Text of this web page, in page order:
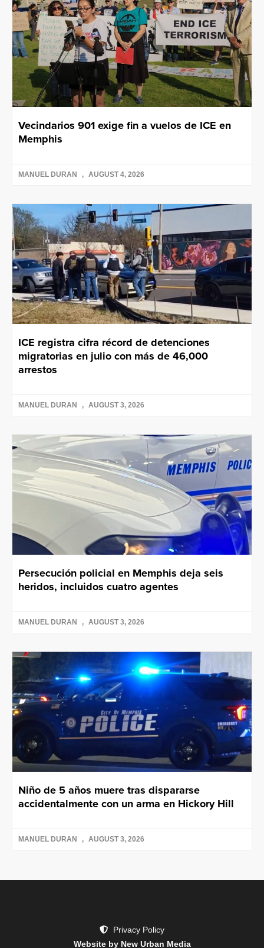
Vecindarios 901 exige fin a vuelos de ICE en
Memphis
MANUEL DURAN AUGUST 4, 2026
ICE registra cifra récord de detenciones
migratorias en julio con más de 46,000
arrestos
MANUEL DURAN AUGUST 3, 2026
Persecución policial en Memphis deja seis
heridos, incluidos cuatro agentes
MANUEL DURAN AUGUST 3, 2026
Niño de 5 años muere tras dispararse
accidentalmente con un arma en Hickory Hill
MANUEL DURAN AUGUST 3, 2026
Privacy Policy
Website by New Urban Media